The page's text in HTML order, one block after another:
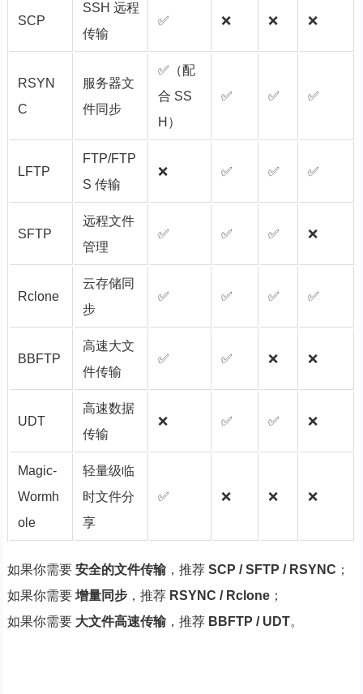
SCP
SSH 远程
传输
✅ ❌ ❌ ❌
RSYN
C
服务器文
件同步
✅（配
合 SS
H）
✅ ✅ ✅
LFTP
FTP/FTP
S 传输
❌ ✅ ✅ ✅
SFTP
远程文件
管理
✅ ✅ ✅ ❌
Rclone
云存储同
步
✅ ✅ ✅ ✅
BBFTP
高速大文
件传输
✅ ✅ ❌ ❌
UDT
高速数据
传输
❌ ✅ ✅ ❌
Magic-
Wormh
ole
轻量级临
时文件分
享
✅ ❌ ❌ ❌
如果你需要 安全的文件传输，推荐 SCP / SFTP / RSYNC ；
如果你需要 增量同步，推荐 RSYNC / Rclone；
如果你需要 大文件高速传输，推荐 BBFTP / UDT。